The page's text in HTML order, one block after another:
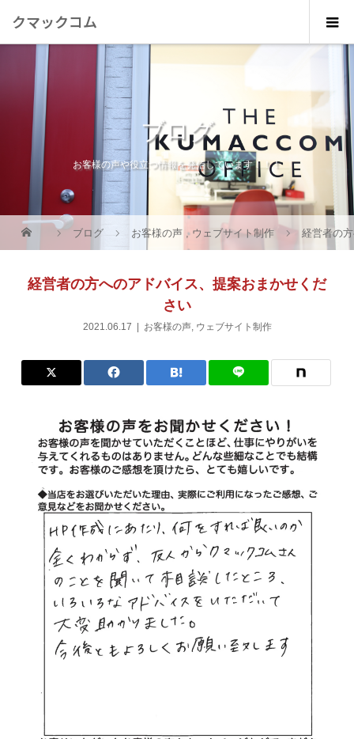
クマックコム
ブログ
お客様の声や役立つ情報を発信しています！！！
ブログ お客様の声 , ウェブサイト制作 経営者の
経営者の方へのアドバイス、提案おまかせくだ
さい
2021.06.17 お客様の声, ウェブサイト制作